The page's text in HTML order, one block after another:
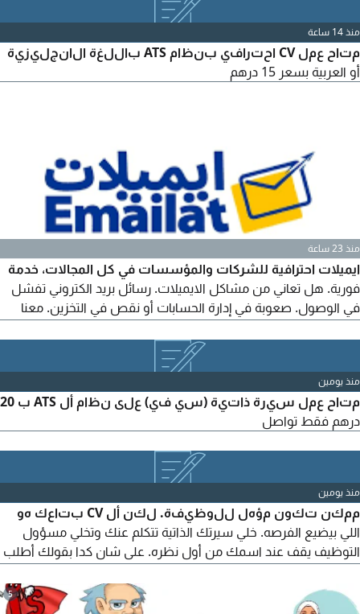
منذ 14 ساعة
متاح عمل CV احترافي بنظام ATS باللغة الانجليزية
أو العربية بسعر 15 درهم
منذ 23 ساعة
ايميلات احترافية للشركات والمؤسسات في كل المجالات، خدمة
فورية. هل تعاني من مشاكل الايميلات. رسائل بريد الكتروني تفشل
في الوصول. صعوبة في إدارة الحسابات أو نقص في التخزين. معنا
منذ يومين
متاح عمل سيرة ذاتية (سي في) على نظام أل ATS ب 20
درهم فقط تواصل
منذ يومين
ممكن تكون مؤهل للوظيفة. لكن أل CV بتاعك هو
اللي بيضيع الفرصه. خلي سيرتك الذاتية تتكلم عنك وتخلي مسؤول
التوظيف يقف عند اسمك من أول نظره. على شان كدا بقولك أطلب
5